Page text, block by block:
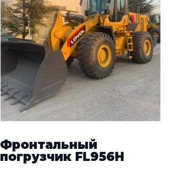
Фронтальный
погрузчик FL956H